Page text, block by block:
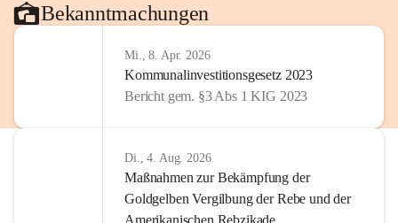
Bekanntmachungen
Mi., 8. Apr. 2026
Kommunalinvestitionsgesetz 2023
Bericht gem. §3 Abs 1 KIG 2023
Di., 4. Aug. 2026
Maßnahmen zur Bekämpfung der
Goldgelben Vergilbung der Rebe und der
Amerikanischen Rebzikade